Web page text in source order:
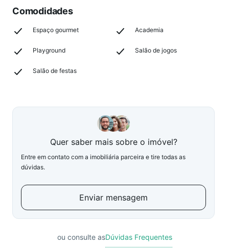
Comodidades
Espaço gourmet Academia
Playground Salão de jogos
Salão de festas
Quer saber mais sobre o imóvel?
Entre em contato com a imobiliária parceira e tire todas as
dúvidas.
Enviar mensagem
ou consulte asDúvidas Frequentes